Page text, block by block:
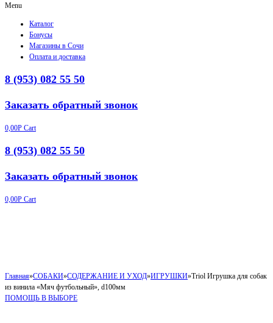
Menu
Каталог
Бонусы
Магазины в Сочи
Оплата и доставка
8 (953) 082 55 50
Заказать обратный звонок
0,00Р Cart
8 (953) 082 55 50
Заказать обратный звонок
0,00Р Cart
Главная»СОБАКИ»СОДЕРЖАНИЕ И УХОД»ИГРУШКИ»Triol Игрушка для собак
из винила «Мяч футбольный», d100мм
ПОМОЩЬ В ВЫБОРЕ